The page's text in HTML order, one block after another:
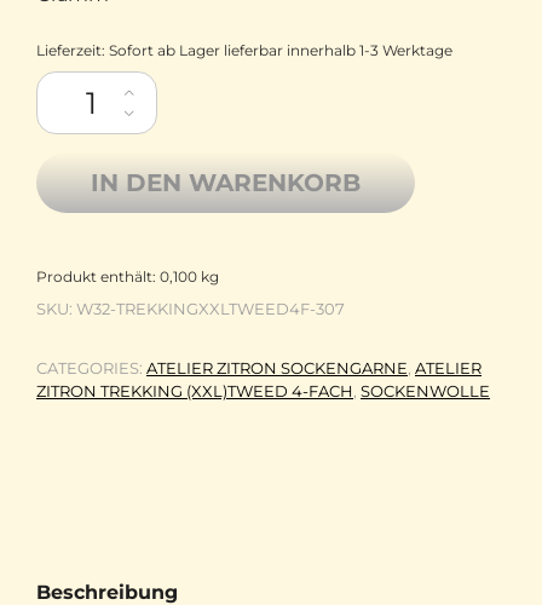
Lieferzeit: Sofort ab Lager lieferbar innerhalb 1-3 Werktage
Atelier Zitron Sockenwolle Trekking XXL Tweed 4-fach 307
IN DEN WARENKORB
Produkt enthält: 0,100 kg
SKU: W32-TREKKINGXXLTWEED4F-307
CATEGORIES: ATELIER ZITRON SOCKENGARNE ATELIER
ZITRON TREKKING (XXL)TWEED 4-FACH SOCKENWOLLE
Beschreibung